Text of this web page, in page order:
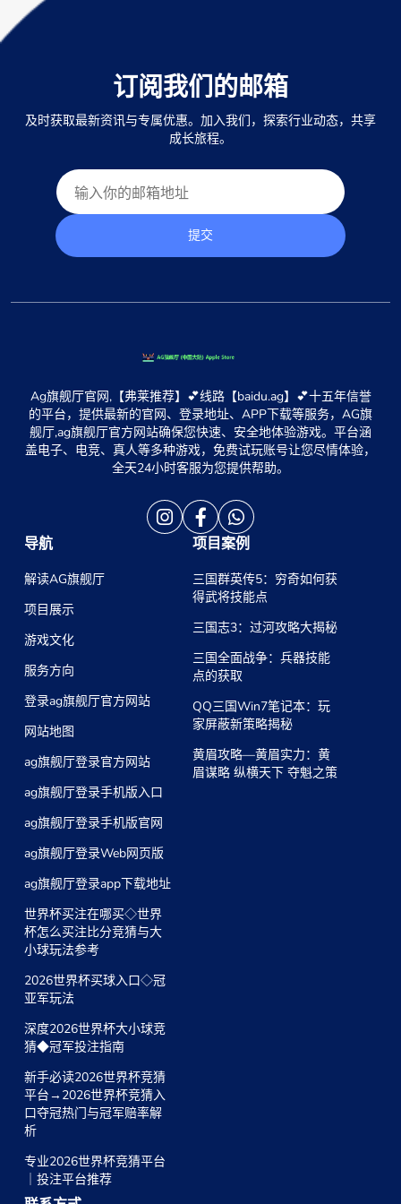
订阅我们的邮箱
及时获取最新资讯与专属优惠。加入我们，探索行业动态，共享
成长旅程。
提交
Ag旗舰厅官网,【弗莱推荐】💕线路【baidu.ag】💕十五年信誉
的平台，提供最新的官网、登录地址、APP下载等服务，AG旗
舰厅,ag旗舰厅官方网站确保您快速、安全地体验游戏。平台涵
盖电子、电竞、真人等多种游戏，免费试玩账号让您尽情体验，
全天24小时客服为您提供帮助。
导航
解读AG旗舰厅
项目展示
游戏文化
服务方向
登录ag旗舰厅官方网站
网站地图
ag旗舰厅登录官方网站
ag旗舰厅登录手机版入口
ag旗舰厅登录手机版官网
ag旗舰厅登录Web网页版
ag旗舰厅登录app下载地址
世界杯买注在哪买◇世界
杯怎么买注比分竞猜与大
小球玩法参考
2026世界杯买球入口◇冠
亚军玩法
深度2026世界杯大小球竞
猜◆冠军投注指南
新手必读2026世界杯竞猜
平台→2026世界杯竞猜入
口夺冠热门与冠军赔率解
析
专业2026世界杯竞猜平台
｜投注平台推荐
项目案例
三国群英传5：穷奇如何获
得武将技能点
三国志3：过河攻略大揭秘
三国全面战争：兵器技能
点的获取
QQ三国Win7笔记本：玩
家屏蔽新策略揭秘
黄眉攻略—黄眉实力：黄
眉谋略 纵横天下 夺魁之策